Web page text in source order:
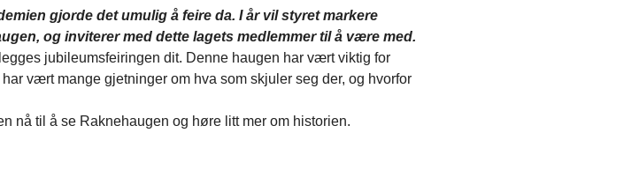
gjorde det umulig å feire da. I år vil styret markere
og inviterer med dette lagets medlemmer til å være med.
jubileumsfeiringen dit. Denne haugen har vært viktig for
vært mange gjetninger om hva som skjuler seg der, og hvorfor
nå til å se Raknehaugen og høre litt mer om historien.